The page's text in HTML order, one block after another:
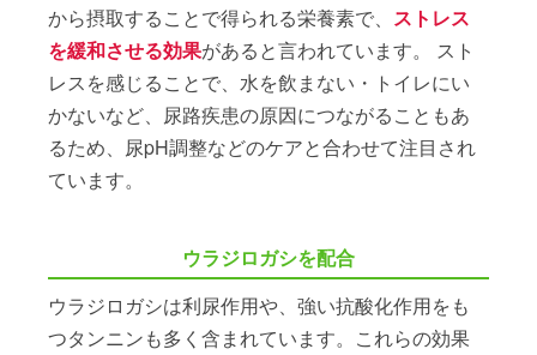
から摂取することで得られる栄養素で、 ストレス
を緩和させる効果があると言われています。 スト
レスを感じることで、水を飲まない・トイレにい
かないなど、尿路疾患の原因につながることもあ
るため、尿pH調整などのケアと合わせて注目され
ています。
ウラジロガシを配合
ウラジロガシは利尿作用や、強い抗酸化作用をも
つタンニンも多く含まれています。これらの効果